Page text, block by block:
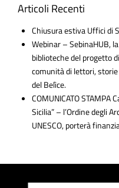
Articoli Recenti
Chiusura estiva Uffici di
Webinar – SebinaHUB,
biblioteche del progetto
comunità di lettori,
del Belìce.
COMUNICATO STAMPA
Sicilia” – l’Ordine degli
UNESCO, porterà